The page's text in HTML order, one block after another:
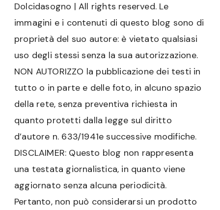
Dolcidasogno | All rights reserved. Le
immagini e i contenuti di questo blog sono di
proprietà del suo autore: è vietato qualsiasi
uso degli stessi senza la sua autorizzazione.
NON AUTORIZZO la pubblicazione dei testi in
tutto o in parte e delle foto, in alcuno spazio
della rete, senza preventiva richiesta in
quanto protetti dalla legge sul diritto
d’autore n. 633/1941e successive modifiche.
DISCLAIMER: Questo blog non rappresenta
una testata giornalistica, in quanto viene
aggiornato senza alcuna periodicità.
Pertanto, non può considerarsi un prodotto